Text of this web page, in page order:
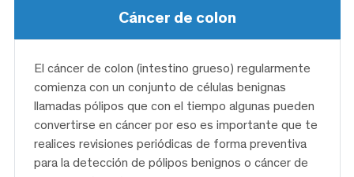
Cáncer de colon
El cáncer de colon (intestino grueso) regularmente
comienza con un conjunto de células benignas
llamadas pólipos que con el tiempo algunas pueden
convertirse en cáncer por eso es importante que te
realices revisiones periódicas de forma preventiva
para la detección de pólipos benignos o cáncer de